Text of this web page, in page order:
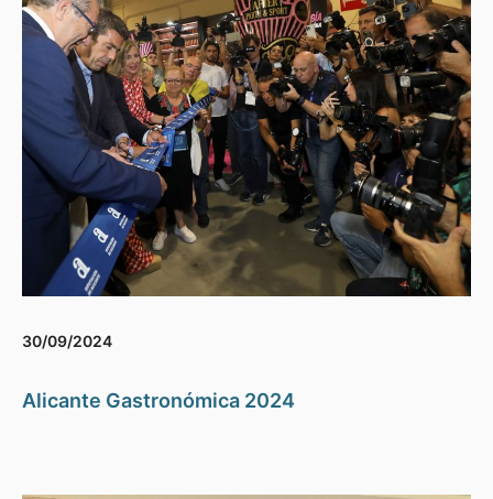
30/09/2024
Alicante Gastronómica 2024